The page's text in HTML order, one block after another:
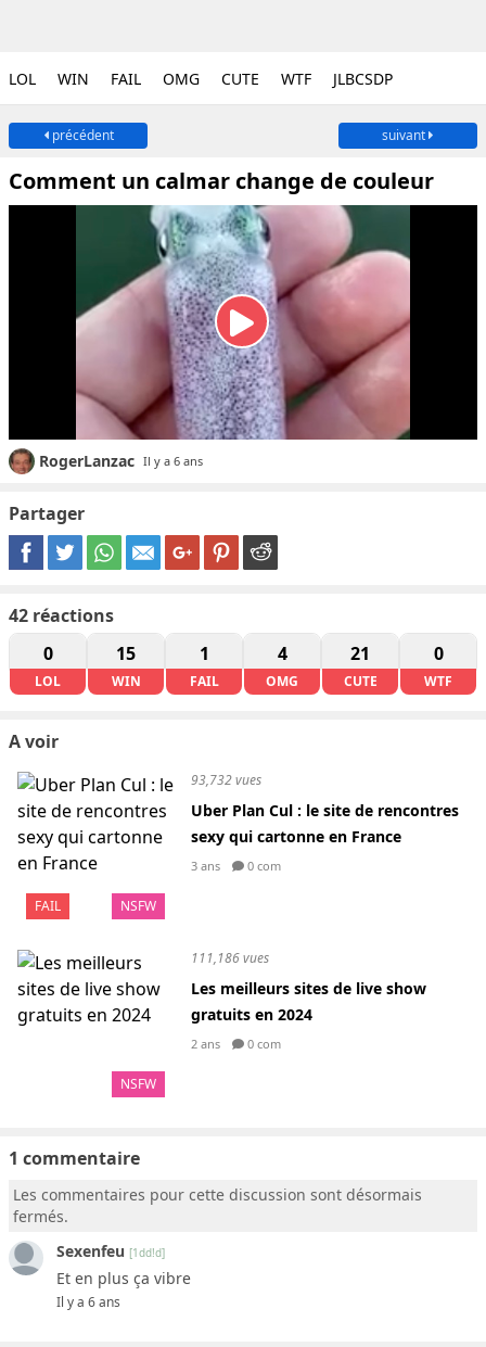
LOL WIN FAIL OMG CUTE WTF JLBCSDP
précédent suivant
Comment un calmar change de couleur
RogerLanzac Il y a 6 ans
Partager
42 réactions
0
LOL
15
WIN
1
FAIL
4
OMG
21
CUTE
0
WTF
A voir
FAIL NSFW
93,732 vues
Uber Plan Cul : le site de rencontres
sexy qui cartonne en France
3 ans 0 com
NSFW
111,186 vues
Les meilleurs sites de live show
gratuits en 2024
2 ans 0 com
1 commentaire
Les commentaires pour cette discussion sont désormais
fermés.
Sexenfeu [1dd!d]
Et en plus ça vibre
Il y a 6 ans